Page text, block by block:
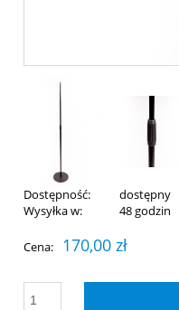
Dostępność:
dostępny
Wysyłka w:
48 godzin
Cena: 170,00 zł